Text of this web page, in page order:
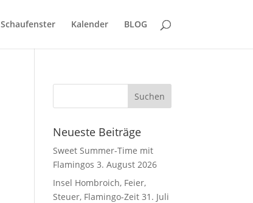
Schaufenster Kalender BLOG
Neueste Beiträge
Sweet Summer-Time mit
Flamingos 3. August 2026
Insel Hombroich, Feier,
Steuer, Flamingo-Zeit 31. Juli